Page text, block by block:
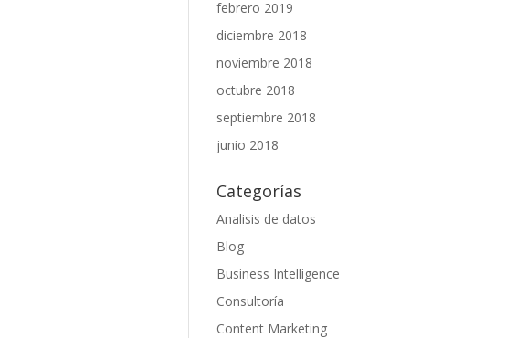
febrero 2019
diciembre 2018
noviembre 2018
octubre 2018
septiembre 2018
junio 2018
Categorías
Analisis de datos
Blog
Business Intelligence
Consultoría
Content Marketing